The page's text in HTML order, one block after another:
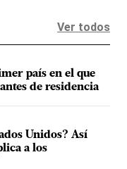
Ver todos
país en el que
de residencia
Unidos? Así
a los